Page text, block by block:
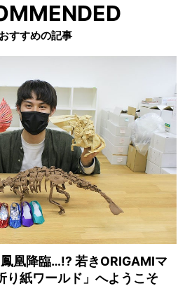
おすすめの記事
凰降臨…!? 若きORIGAMIマ
り紙ワールド」へようこそ